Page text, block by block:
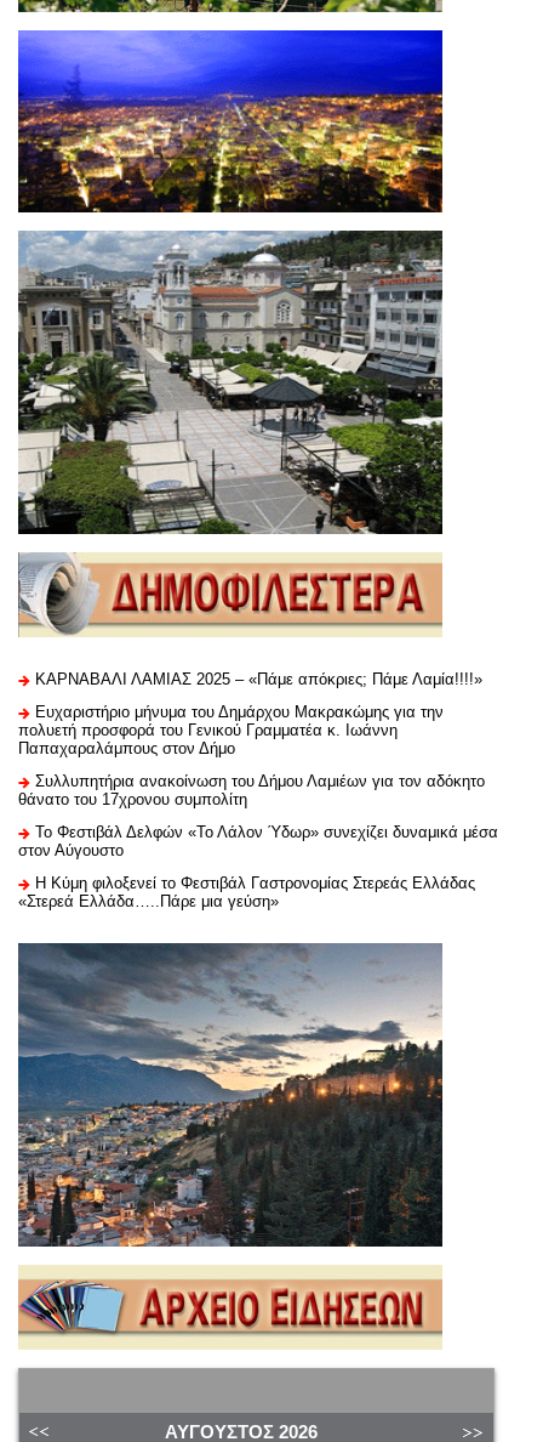
ΚΑΡΝΑΒΑΛΙ ΛΑΜΙΑΣ 2025 – «Πάμε απόκριες; Πάμε Λαμία!!!!»
Ευχαριστήριo μήνυμα του Δημάρχου Μακρακώμης για την
πολυετή προσφορά του Γενικού Γραμματέα κ. Ιωάννη
Παπαχαραλάμπους στον Δήμο
Συλλυπητήρια ανακοίνωση του Δήμου Λαμιέων για τον αδόκητο
θάνατο του 17χρονου συμπολίτη
Το Φεστιβάλ Δελφών «Το Λάλον Ύδωρ» συνεχίζει δυναμικά μέσα
στον Αύγουστο
Η Κύμη φιλοξενεί το Φεστιβάλ Γαστρονομίας Στερεάς Ελλάδας
«Στερεά Ελλάδα…..Πάρε μια γεύση»
ΑΎΓΟΥΣΤΟΣ 2026